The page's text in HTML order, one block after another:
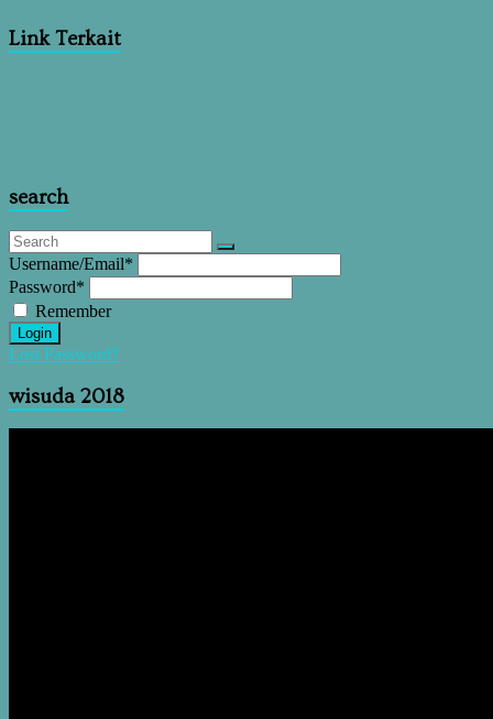
Link Terkait
search
Username/Email*
Password*
Remember
Login
Lost Password?
wisuda 2018